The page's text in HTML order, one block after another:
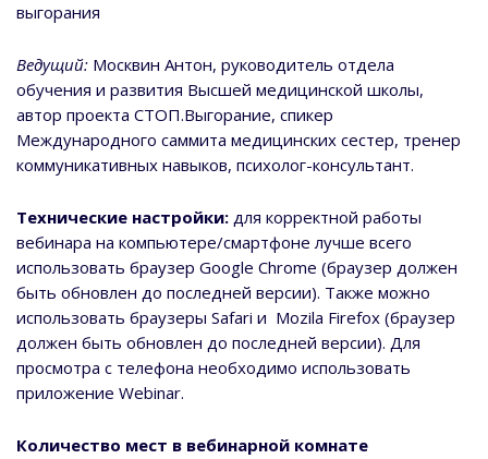
выгорания
Ведущий: Москвин Антон, руководитель отдела
обучения и развития Высшей медицинской школы,
автор проекта СТОП.Выгорание, спикер
Международного саммита медицинских сестер, тренер
коммуникативных навыков, психолог-консультант.
Технические настройки: для корректной работы
вебинара на компьютере/смартфоне лучше всего
использовать браузер Google Chrome (браузер должен
быть обновлен до последней версии). Также можно
использовать браузеры Safari и Mozila Firefox (браузер
должен быть обновлен до последней версии). Для
просмотра с телефона необходимо использовать
приложение Webinar.
Количество мест в вебинарной комнате